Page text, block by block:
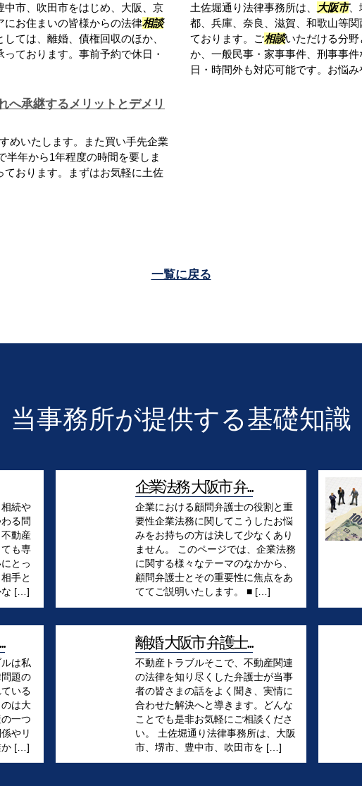
中市、吹田市をはじめ、大阪、京
お住まいの皆様からの法律相談
ては、離婚、債権回収のほか、
ております。事前予約で休日・
土佐堀通り法律事務所は、 大阪市、
都、兵庫、奈良、滋賀、和歌山等
ております。ご相談いただける分
か、一般民事・家事事件、刑事事
日・時間外も対応可能です。お悩み
へ承継するメリットとデメリ
めいたします。また買い手先企業
半年から1年程度の時間を要しま
ております。まずはお気軽に土佐
一覧に戻る
当事務所が提供する基礎知識
続や
る問
動産
も専
とっ
手と
な […]
企業法務 大阪市 弁...
企業における顧問弁護士の役割と重
要性企業法務に関してこうしたお悩
みをお持ちの方は決して少なくあり
ません。 このページでは、企業法務
に関する様々なテーマのなかから、
顧問弁護士とその重要性に焦点をあ
ててご説明いたします。 ■ […]
は私
題の
いる
は大
一つ
やリ
か […]
離婚 大阪市 弁護士...
不動産トラブルそこで、不動産関連
の法律を知り尽くした弁護士が当事
者の皆さまの話をよく聞き、実情に
合わせた解決へと導きます。どんな
ことでも是非お気軽にご相談くださ
い。 土佐堀通り法律事務所は、大阪
市、堺市、豊中市、吹田市を […]